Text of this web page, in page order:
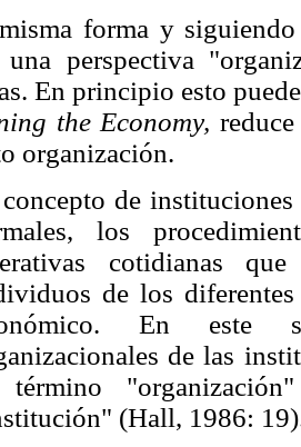
forma y
una perspectiva
En principio esto
the Economy,
organización.
de
los
cotidianas
de los
En este
de las
(Hall, 1986: